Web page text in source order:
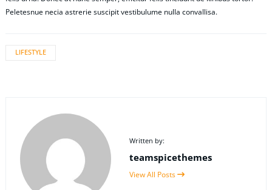
Peletesnue necia astrerie suscipit vestibulume nulla convallisa.
LIFESTYLE
Written by:
teamspicethemes
View All Posts